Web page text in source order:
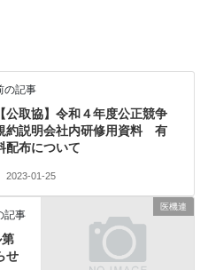
の記事
【公取協】令和４年度公正競争
約説明会社内研修用資料 有
配布について
2023-01-25
医機連
記事
せ